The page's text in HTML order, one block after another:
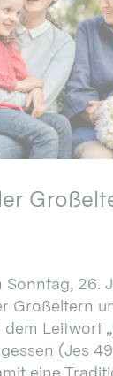
26.
Großeltern
Leitwort
(Jes